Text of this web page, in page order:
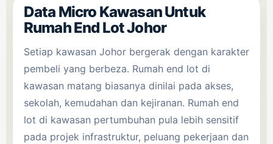
Data Micro Kawasan Untuk
Rumah End Lot Johor
Setiap kawasan Johor bergerak dengan karakter
pembeli yang berbeza. Rumah end lot di
kawasan matang biasanya dinilai pada akses,
sekolah, kemudahan dan kejiranan. Rumah end
lot di kawasan pertumbuhan pula lebih sensitif
pada projek infrastruktur, peluang pekerjaan dan